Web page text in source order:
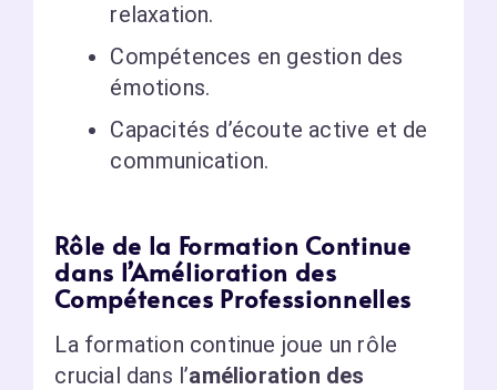
relaxation.
Compétences en gestion des
émotions.
Capacités d’écoute active et de
communication.
Rôle de la Formation Continue
dans l’Amélioration des
Compétences Professionnelles
La formation continue joue un rôle
crucial dans l’amélioration des